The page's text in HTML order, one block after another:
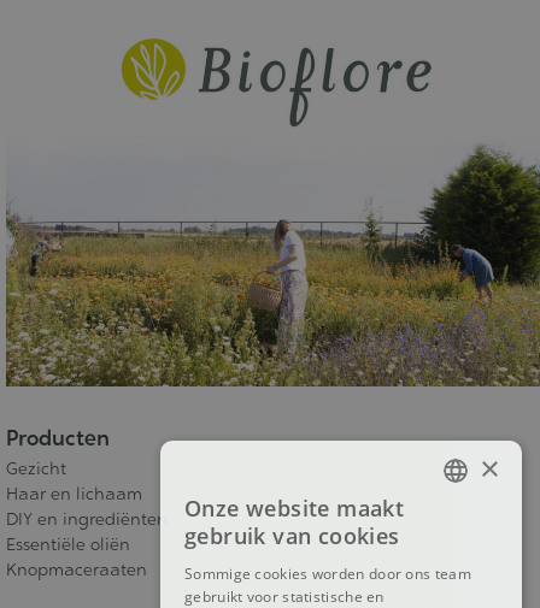
Producten
Gezicht
Haar en lichaam
DIY en ingrediënten
Essentiële oliën
Knopmaceraaten
×
Onze website maakt
gebruik van cookies
Sommige cookies worden door ons team
gebruikt voor statistische en